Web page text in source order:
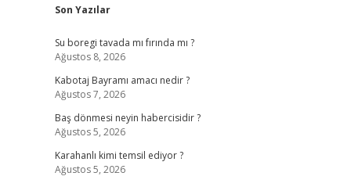
Sidebar
Son Yazılar
Su boregi tavada mı fırında mı ?
Ağustos 8, 2026
Kabotaj Bayramı amacı nedir ?
Ağustos 7, 2026
Baş dönmesi neyin habercisidir ?
Ağustos 5, 2026
Karahanlı kimi temsil ediyor ?
Ağustos 5, 2026
ilbetvd casino giriş